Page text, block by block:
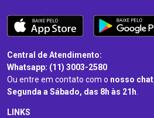
Central de Atendimento:
Whatsapp: (11) 3003-2580
Ou entre em contato com o nosso
Segunda a Sábado, das 8h às 21h.
LINKS